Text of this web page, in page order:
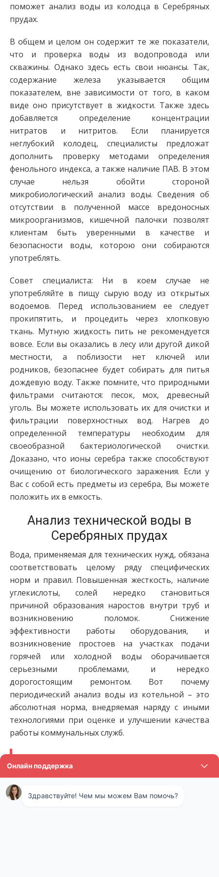
поможет анализ воды из колодца в Серебряных
прудах.
В общем и целом он содержит те же показатели,
что и проверка воды из водопровода или
скважины. Однако здесь есть свои нюансы. Так,
содержание железа указывается общим
показателем, вне зависимости от того, в каком
виде оно присутствует в жидкости. Также здесь
добавляется определение концентрации
нитратов и нитритов. Если планируется
неглубокий колодец, специалисты предложат
дополнить проверку методами определения
фенольного индекса, а также наличие ПАВ. В этом
случае нельзя обойти стороной
микробиологический анализ воды. Сведения об
отсутствии в полученной массе вредоносных
микроорганизмов, кишечной палочки позволят
клиентам быть уверенными в качестве и
безопасности воды, которою они собираются
употреблять.
Совет специалиста: Ни в коем случае не
употребляйте в пищу сырую воду из открытых
водоемов. Перед использованием ее следует
прокипятить, и процедить через хлопковую
ткань. Мутную жидкость пить не рекомендуется
вовсе. Если вы оказались в лесу или другой дикой
местности, а поблизости нет ключей или
родников, безопаснее будет собирать для питья
дождевую воду. Также помните, что природными
фильтрами считаются: песок, мох, древесный
уголь. Вы можете использовать их для очистки и
фильтрации поверхностных вод. Нагрев до
определенной температуры необходим для
своеобразной бактериологической очистки.
Доказано, что ионы серебра также способствуют
очищению от биологического заражения. Если у
Вас с собой есть предметы из серебра, Вы можете
положить их в емкость.
Анализ технической воды в
Серебряных прудах
Вода, применяемая для технических нужд, обязана
соответствовать целому ряду специфических
норм и правил. Повышенная жесткость, наличие
углекислоты, солей нередко становиться
причиной образования наростов внутри труб и
возникновению поломок. Снижение
эффективности работы оборудования, и
возникновение простоев на участках подачи
горячей или холодной воды оборачивается
серьезными проблемами, и нередко
дорогостоящим ремонтом. Вот почему
периодический анализ воды из котельной – это
абсолютная норма, внедряемая наряду с иными
технологиями при оценке и улучшении качества
работы коммунальных служб.
на озере. Но тут внезапно она вся куда-то из
которую местный завод сливает также в это